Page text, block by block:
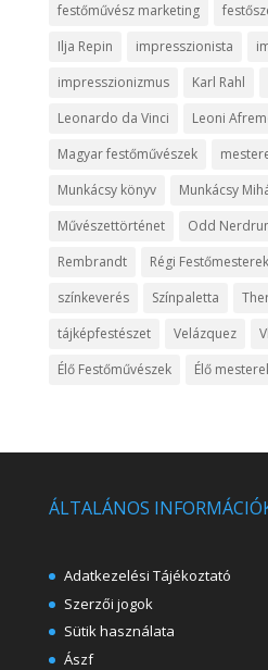
festőművész marketing
Ilja Repin
impresszionista
impresszionizmus
Karl Rahl
Leonardo da Vinci
Leoni
Magyar festőművészek
Munkácsy könyv
Munkácsy
Művészettörténet
Odd
Rembrandt
Régi Festőmesterek
színkeverés
Színpaletta
tájképfestészet
Velázquez
Élő Festőművészek
Élő
ÁLTALÁNOS
Adatkezelési Tájékoztató
Szerzői jogok
Sütik használata
Ászf